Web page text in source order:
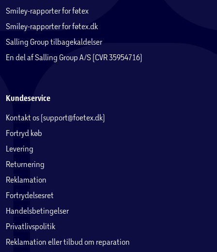
Smiley-rapporter for føtex
Smiley-rapporter for føtex.dk
Salling Group tilbagekaldelser
En del af Salling Group A/S (CVR 35954716)
Kundeservice
Kontakt os (support@foetex.dk)
Fortryd køb
Levering
Returnering
Reklamation
Fortrydelsesret
Handelsbetingelser
Privatlivspolitik
Reklamation eller tilbud om reparation